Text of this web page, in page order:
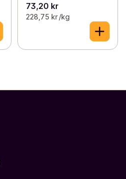
73,20 kr
228,75 kr /kg